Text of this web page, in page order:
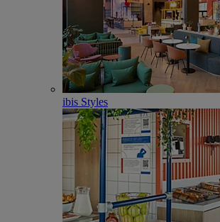
ibis Styles